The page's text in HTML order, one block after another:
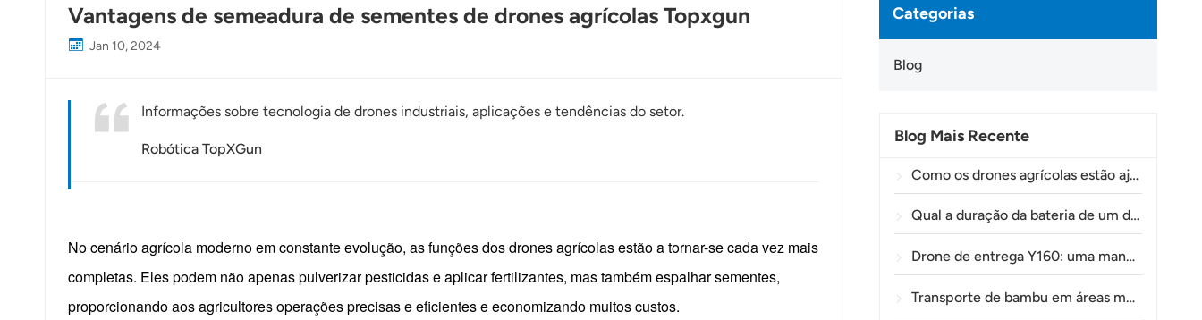
Categorias
Blog
Blog Mais Recente
Como os drones agrícolas estão ajudando os agricultores brasileiros a aprimorar as operações de pulverização de lavouras.
Qual a duração da bateria de um drone agrícola?
Drone de entrega Y160: uma maneira mais segura e eficiente de transportar materiais para torres de energia em terrenos montanhosos.
Transporte de bambu em áreas montanhosas: como a TOLXGUN Y160 abre uma nova rota da floresta ao ponto de coleta.
Vantagens de semeadura de sementes de drones agrícolas Topxgun
Jan 10, 2024
Informações sobre tecnologia de drones industriais, aplicações e tendências do setor.
Robótica TopXGun
No cenário agrícola moderno em constante evolução, as funções dos drones agrícolas estão a tornar-se cada vez mais
completas. Eles podem não apenas pulverizar pesticidas e aplicar fertilizantes, mas também espalhar sementes,
proporcionando aos agricultores operações precisas e eficientes e economizando muitos custos.